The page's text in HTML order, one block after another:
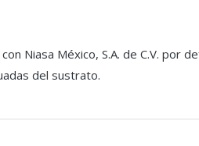
Niasa México, S.A. de C.V. por
del sustrato.